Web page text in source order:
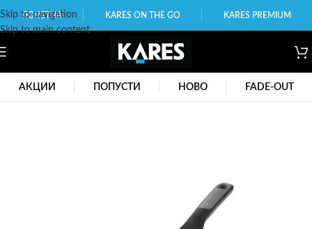
Skip to navigation
Skip to main content
ПОЧЕТНА KARES ON THE GO KARES PREMIUM
АКЦИИ ПОПУСТИ НОВО FADE-OUT